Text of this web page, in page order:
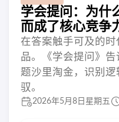
学会提问：为什
而成了核心竞争
在答案触手可及的
品。《学会提问》告
题沙里淘金，识别
驭。
2026年5月8日星期五